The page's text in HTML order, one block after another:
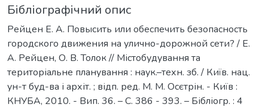
Бібліографічний опис
Рейцен Е. А. Повысить или обеспечить безопасность
городского движения на улично-дорожной сети? / Е.
А. Рейцен, О. В. Толок // Містобудування та
територіальне планування : наук.–техн. зб. / Київ. нац.
ун-т буд-ва і архіт. ; відп. ред. М. М. Осєтрін. - Київ :
КНУБА, 2010. - Вип. 36. – С. 386 - 393. – Бібліогр. : 4